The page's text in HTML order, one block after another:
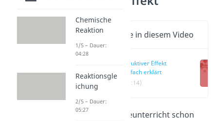
Wichtige Inhalte in diesem Video
Induktiver Effekt
einfach erklärt
(00:14)
Du hast im Chemieunterricht schon
Chemische
Reaktion
1/5 – Dauer:
04:28
Reaktionsgle
ichung
2/5 – Dauer:
05:27